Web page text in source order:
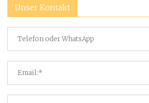
Unser Kontakt